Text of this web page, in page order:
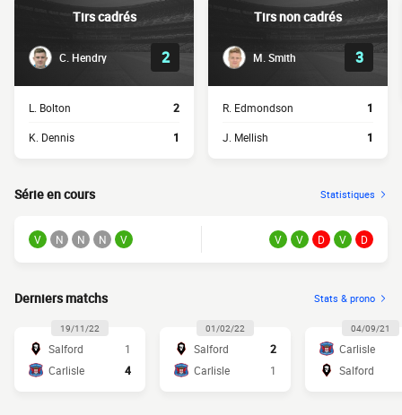
Tirs cadrés
C. Hendry 2
L. Bolton 2
K. Dennis 1
Tirs non cadrés
M. Smith 3
R. Edmondson 1
J. Mellish 1
Série en cours Statistiques
V N N N V V V D V D
Derniers matchs Stats & prono
19/11/22
Salford
1
Carlisle
4
01/02/22
Salford
2
Carlisle
1
04/09/21
Carlisle
Salford